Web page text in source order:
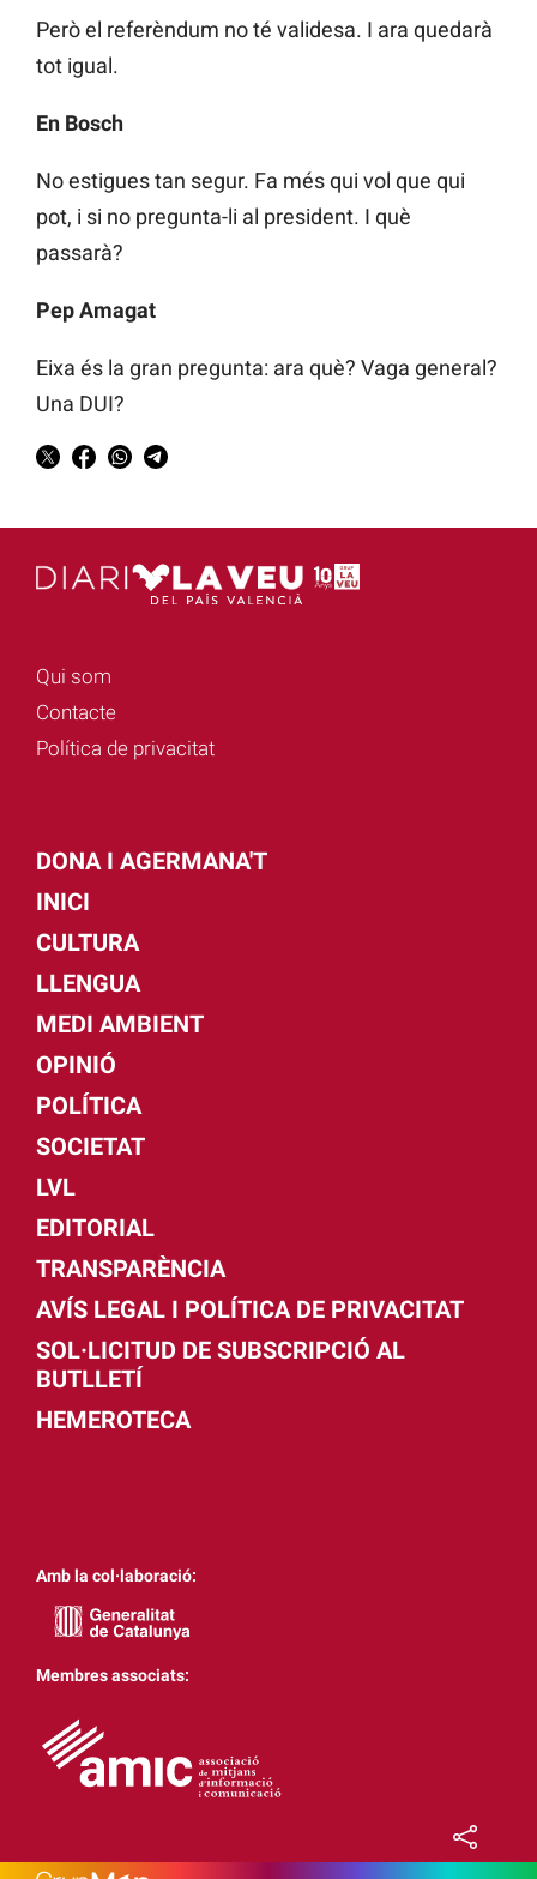
Però el referèndum no té validesa. I ara quedarà
tot igual.
En Bosch
No estigues tan segur. Fa més qui vol que qui
pot, i si no pregunta-li al president. I què
passarà?
Pep Amagat
Eixa és la gran pregunta: ara què? Vaga general?
Una DUI?
Qui som
Contacte
Política de privacitat
DONA I AGERMANA'T
INICI
CULTURA
LLENGUA
MEDI AMBIENT
OPINIÓ
POLÍTICA
SOCIETAT
LVL
EDITORIAL
TRANSPARÈNCIA
AVÍS LEGAL I POLÍTICA DE PRIVACITAT
SOL·LICITUD DE SUBSCRIPCIÓ AL
BUTLLETÍ
HEMEROTECA
Amb la col·laboració:
Membres associats: